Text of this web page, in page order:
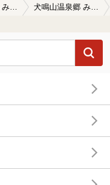
犬鳴山温泉郷 み奈美亭（いぬなきやまおんせんきょう みなみてい）の口コミ 浴室が広くのんびりできました。露天…